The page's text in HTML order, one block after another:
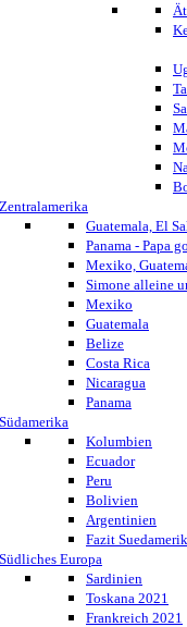
Zentralamerika
Guatemala, El
Panama - Papa
Mexiko,
Simone alleine
Mexiko
Guatemala
Belize
Costa Rica
Nicaragua
Panama
Südamerika
Kolumbien
Ecuador
Peru
Bolivien
Argentinien
Fazit
Südliches Europa
Sardinien
Toskana 2021
Frankreich 2021